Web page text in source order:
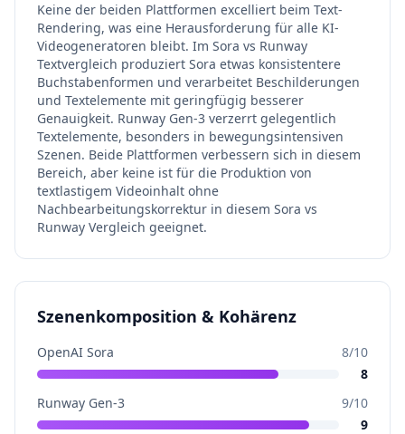
Keine der beiden Plattformen excelliert beim Text-
Rendering, was eine Herausforderung für alle KI-
Videogeneratoren bleibt. Im Sora vs Runway
Textvergleich produziert Sora etwas konsistentere
Buchstabenformen und verarbeitet Beschilderungen
und Textelemente mit geringfügig besserer
Genauigkeit. Runway Gen-3 verzerrt gelegentlich
Textelemente, besonders in bewegungsintensiven
Szenen. Beide Plattformen verbessern sich in diesem
Bereich, aber keine ist für die Produktion von
textlastigem Videoinhalt ohne
Nachbearbeitungskorrektur in diesem Sora vs
Runway Vergleich geeignet.
Szenenkomposition & Kohärenz
OpenAI Sora 8/10
8
Runway Gen-3
9/10
9